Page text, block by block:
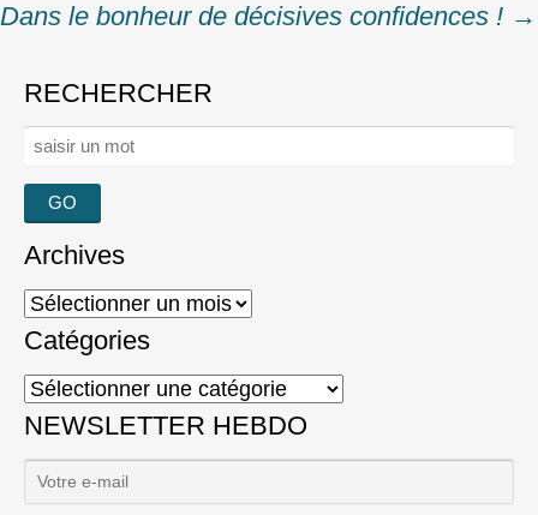
Dans le bonheur de décisives confidences ! →
RECHERCHER
Rechercher :
Archives
Archives
Catégories
Catégories
NEWSLETTER HEBDO